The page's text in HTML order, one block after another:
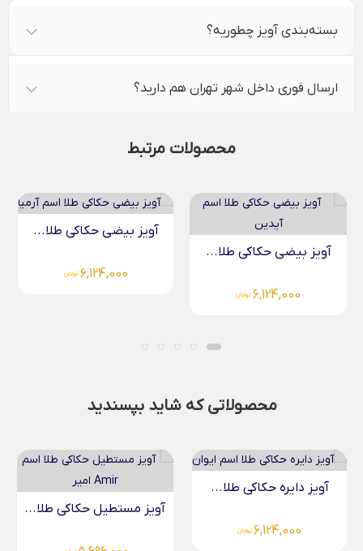
بسته‌بندی آویز چطوریه؟
ارسال فوری داخل شهر تهران هم دارید؟
محصولات مرتبط
آویز بیضی حکاکی طلا...
محصولاتی که شاید بپسندید
آویز دایره حکاکی طلا...